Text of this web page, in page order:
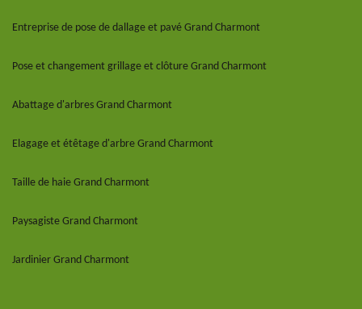
Entreprise de pose de dallage et pavé Grand Charmont
Pose et changement grillage et clôture Grand Charmont
Abattage d'arbres Grand Charmont
Elagage et étêtage d'arbre Grand Charmont
Taille de haie Grand Charmont
Paysagiste Grand Charmont
Jardinier Grand Charmont